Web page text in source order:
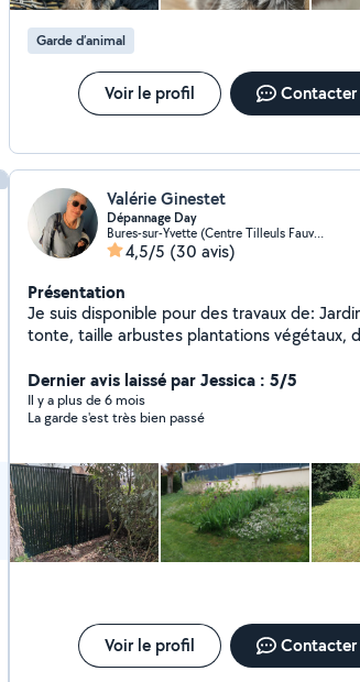
Garde d’animal
Voir le profil Contacter
Valérie Ginestet
Dépannage Day
Bures-sur-Yvette (Centre Tilleuls Fauvettes)
4,5/5 (30 avis)
Présentation
Je suis disponible pour des travaux de: Jardinage (
tonte, taille arbustes plantations végétaux,
meubles, peinture, petits travaux ) Donne ou livre les
repas pour les personnes âgées ou
Arrose vos plantes pendant vos vacances J'accepte le
Dernier avis laissé par Jessica : 5/5
Il y a plus de 6 mois
La garde s'est très bien passé
Voir le profil Contacter